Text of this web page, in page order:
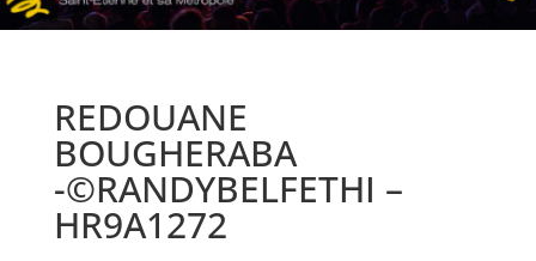
REDOUANE
BOUGHERABA
-©RANDYBELFETHI –
HR9A1272